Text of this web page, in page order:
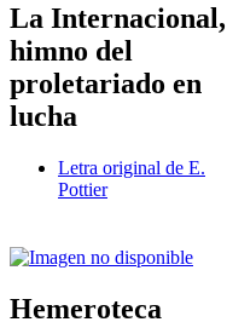
La Internacional,
himno del
proletariado en
lucha
Letra original de E.
Pottier
Hemeroteca